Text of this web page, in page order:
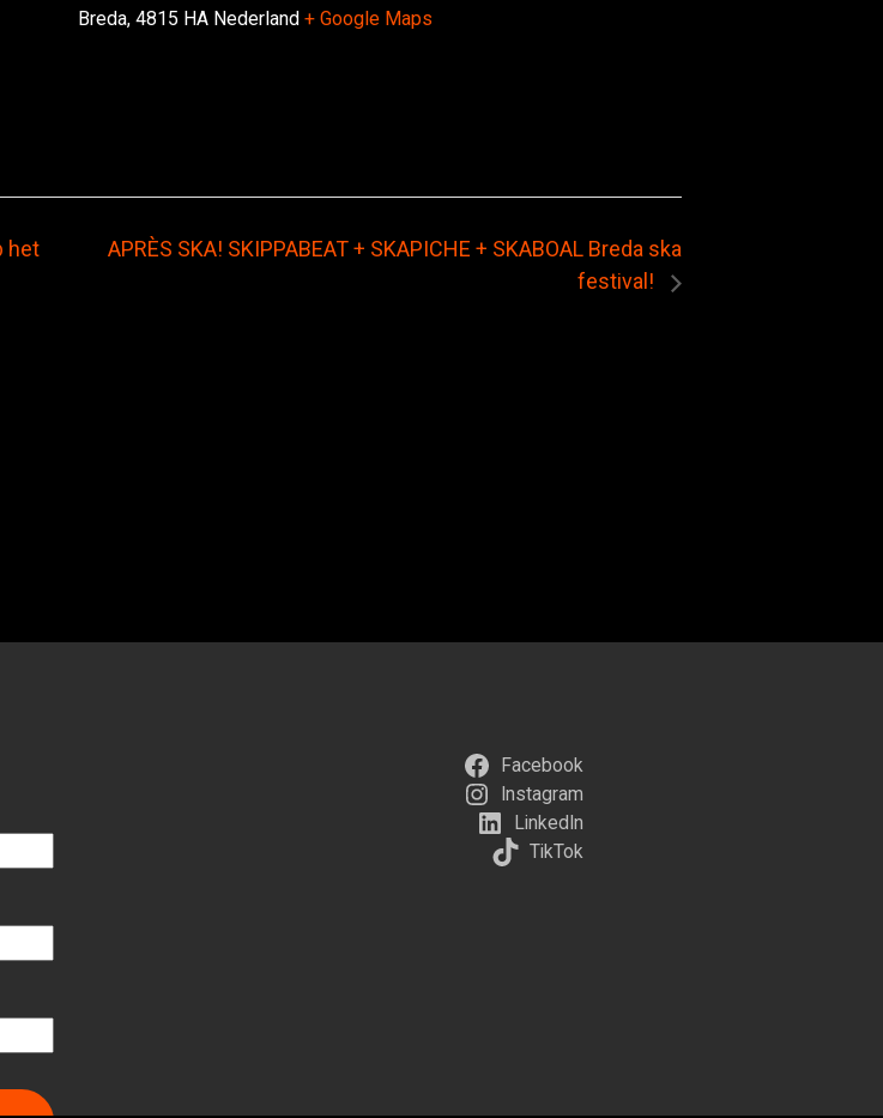
Breda, 4815 HA Nederland + Google Maps
het
APRÈS SKA! SKIPPABEAT + SKAPICHE + SKABOAL Breda ska
festival!
Facebook
Instagram
LinkedIn
TikTok